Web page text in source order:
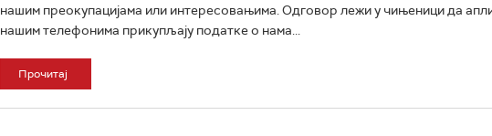
нашим преокупацијама или интересовањима. Одговор лежи у чињеници да
нашим телефонима прикупљају податке о нама...
Прочитај